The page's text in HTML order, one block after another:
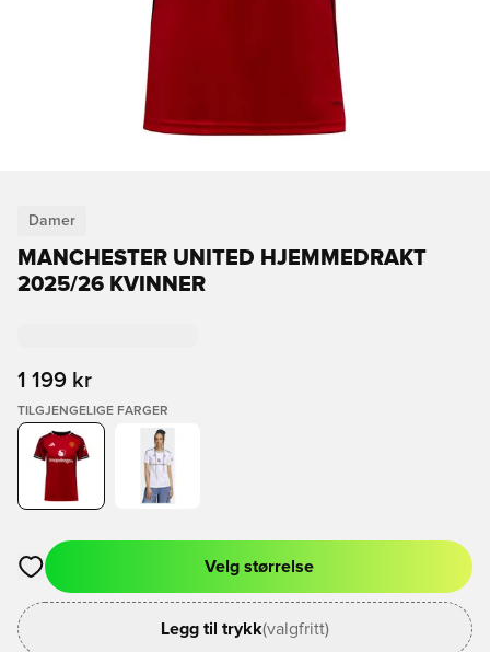
Damer
MANCHESTER UNITED HJEMMEDRAKT
2025/26 KVINNER
1 199 kr
TILGJENGELIGE FARGER
Åpner en Modal for å logge inn eller registrere deg som
Velg størrelse
Legg til trykk(valgfritt)